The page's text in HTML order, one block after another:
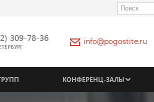
309-78-36 info@pogostite.ru
КОНФЕРЕНЦ-ЗАЛЫ